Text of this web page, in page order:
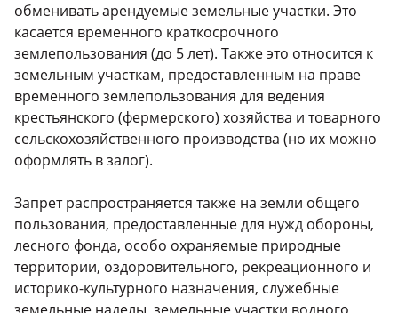
обменивать арендуемые земельные участки. Это
касается временного краткосрочного
землепользования (до 5 лет). Также это относится к
земельным участкам, предоставленным на праве
временного землепользования для ведения
крестьянского (фермерского) хозяйства и товарного
сельскохозяйственного производства (но их можно
оформлять в залог).
Запрет распространяется также на земли общего
пользования, предоставленные для нужд обороны,
лесного фонда, особо охраняемые природные
территории, оздоровительного, рекреационного и
историко-культурного назначения, служебные